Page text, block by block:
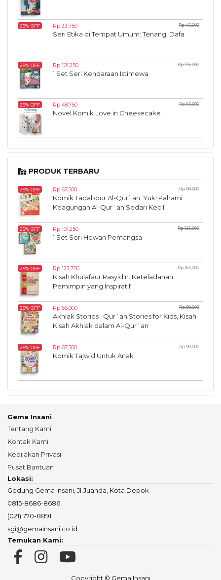
25% OFF Rp 33,750 Rp 45,000
Seri Etika di Tempat Umum: Tenang, Dafa
25% OFF Rp 101,250 Rp 135,000
1 Set Seri Kendaraan Istimewa
25% OFF Rp 48,750 Rp 65,000
Novel Komik Love in Cheesecake
PRODUK TERBARU
25% OFF Rp 67,500 Rp 90,000
Komik Tadabbur Al-Qur`an: Yuk! Pahami
Keagungan Al-Qur`an Sedari Kecil
25% OFF Rp 101,250 Rp 135,000
1 Set Seri Hewan Pemangsa
25% OFF Rp 123,750 Rp 165,000
Kisah Khulafaur Rasyidin: Keteladanan
Pemimpin yang Inspiratif
25% OFF Rp 66,000 Rp 88,000
Akhlak Stories : Qur`an Stories for Kids, Kisah-
Kisah Akhlak dalam Al-Qur`an
25% OFF Rp 67,500 Rp 90,000
Komik Tajwid Untuk Anak
Gema Insani
Tentang Kami
Kontak Kami
Kebijakan Privasi
Pusat Bantuan
Lokasi:
Gedung Gema Insani, Jl.Juanda, Kota Depok
0815-8686-8686
(021) 770-8891
sgi@gemainsani.co.id
Temukan Kami:
Copyright © Gema Insani